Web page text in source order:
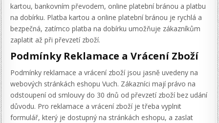
kartou, bankovním převodem, online platební bránou a platbu
na dobírku. Platba kartou a online platební bránou je rychlá a
bezpečná, zatímco platba na dobírku umožňuje zákazníkům
zaplatit až při převzetí zboží.
Podmínky Reklamace a Vrácení Zboží
Podmínky reklamace a vrácení zboží jsou jasně uvedeny na
webových stránkách eshopu Vuch. Zákazníci mají právo na
odstoupení od smlouvy do 30 dnů od převzetí zboží bez udání
důvodu. Pro reklamace a vrácení zboží je třeba vyplnit
formulář, který je dostupný na stránkách eshopu, a zaslat